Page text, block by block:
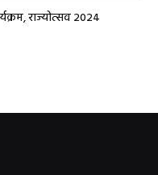
राज्योत्सव 2024